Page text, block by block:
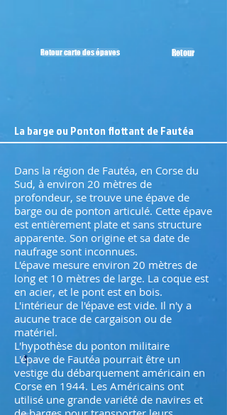
Retour carte des épaves Retour
La barge ou Ponton flottant de Fautéa
Dans la région de Fautéa, en Corse du
Sud, à environ 20 mètres de
profondeur, se trouve une épave de
barge ou de ponton articulé. Cette épave
est entièrement plate et sans structure
apparente. Son origine et sa date de
naufrage sont inconnues.
L'épave mesure environ 20 mètres de
long et 10 mètres de large. La coque est
en acier, et le pont est en bois.
L'intérieur de l'épave est vide. Il n'y a
aucune trace de cargaison ou de
matériel.
L'hypothèse du ponton militaire
L'épave de Fautéa pourrait être un
vestige du débarquement américain en
Corse en 1944. Les Américains ont
utilisé une grande variété de navires et